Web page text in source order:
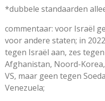
*dubbele standaarden
commentaar: voor Israël
voor andere staten; in
tegen Israël aan, zes
Afghanistan, Noord-
VS, maar geen tegen
Venezuela;